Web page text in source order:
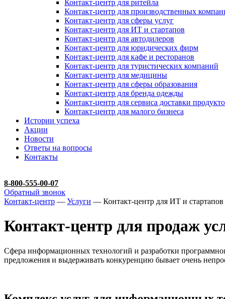
Контакт-центр для ритейла
Контакт-центр для производственных
Контакт-центр для сферы услуг
Контакт-центр для ИТ и стартапов
Контакт-центр для автодилеров
Контакт-центр для юридических фирм
Контакт-центр для кафе и ресторанов
Контакт-центр для туристических компаний
Контакт-центр для медицины
Контакт-центр для сферы образования
Контакт-центр для бренда одежды
Контакт-центр для сервиса доставки
Контакт-центр для малого бизнеса
Истории успеха
Акции
Новости
Ответы на вопросы
Контакты
8-800-555-00-07
Обратный звонок
Контакт-центр — Услуги — Контакт-центр для ИТ и стартапов
Контакт-центр для продаж
Сфера информационных технологий и разработки
предложения и выдерживать конкуренцию бывает очень